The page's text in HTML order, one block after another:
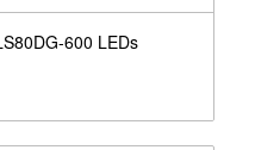
600 LEDs